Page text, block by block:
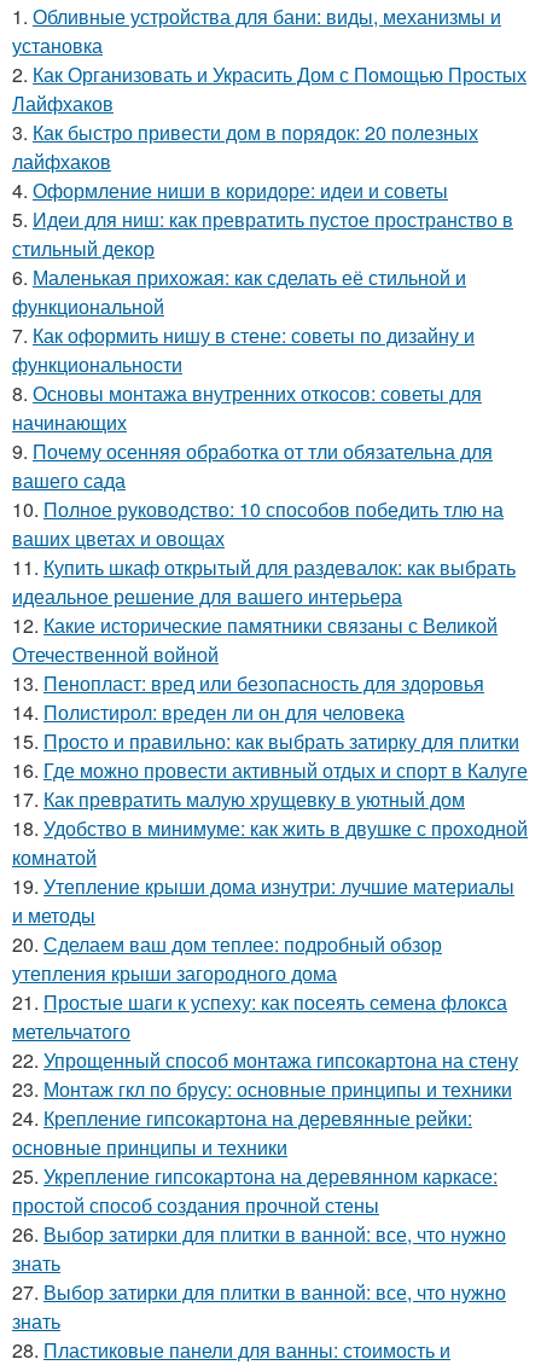
1. Обливные устройства для бани: виды, механизмы и
установка
2. Как Организовать и Украсить Дом с Помощью Простых
Лайфхаков
3. Как быстро привести дом в порядок: 20 полезных
лайфхаков
4. Оформление ниши в коридоре: идеи и советы
5. Идеи для ниш: как превратить пустое пространство в
стильный декор
6. Маленькая прихожая: как сделать её стильной и
функциональной
7. Как оформить нишу в стене: советы по дизайну и
функциональности
8. Основы монтажа внутренних откосов: советы для
начинающих
9. Почему осенняя обработка от тли обязательна для
вашего сада
10. Полное руководство: 10 способов победить тлю на
ваших цветах и овощах
11. Купить шкаф открытый для раздевалок: как выбрать
идеальное решение для вашего интерьера
12. Какие исторические памятники связаны с Великой
Отечественной войной
13. Пенопласт: вред или безопасность для здоровья
14. Полистирол: вреден ли он для человека
15. Просто и правильно: как выбрать затирку для плитки
16. Где можно провести активный отдых и спорт в Калуге
17. Как превратить малую хрущевку в уютный дом
18. Удобство в минимуме: как жить в двушке с проходной
комнатой
19. Утепление крыши дома изнутри: лучшие материалы
и методы
20. Сделаем ваш дом теплее: подробный обзор
утепления крыши загородного дома
21. Простые шаги к успеху: как посеять семена флокса
метельчатого
22. Упрощенный способ монтажа гипсокартона на стену
23. Монтаж гкл по брусу: основные принципы и техники
24. Крепление гипсокартона на деревянные рейки:
основные принципы и техники
25. Укрепление гипсокартона на деревянном каркасе:
простой способ создания прочной стены
26. Выбор затирки для плитки в ванной: все, что нужно
знать
27. Выбор затирки для плитки в ванной: все, что нужно
знать
28. Пластиковые панели для ванны: стоимость и